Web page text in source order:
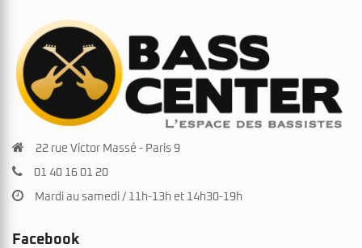
22 rue Victor Massé - Paris 9
01 40 16 01 20
Mardi au samedi / 11h-13h et 14h30-19h
Facebook